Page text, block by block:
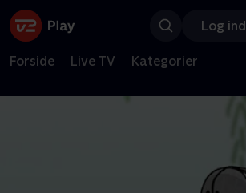
Log ind
Forside Live TV Kategorier